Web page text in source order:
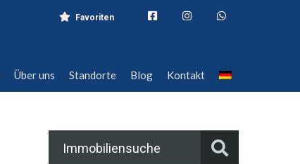
Standorte Blog Kontakt
Favoriten
Über uns Standorte Blog Kontakt
Immobiliensuche